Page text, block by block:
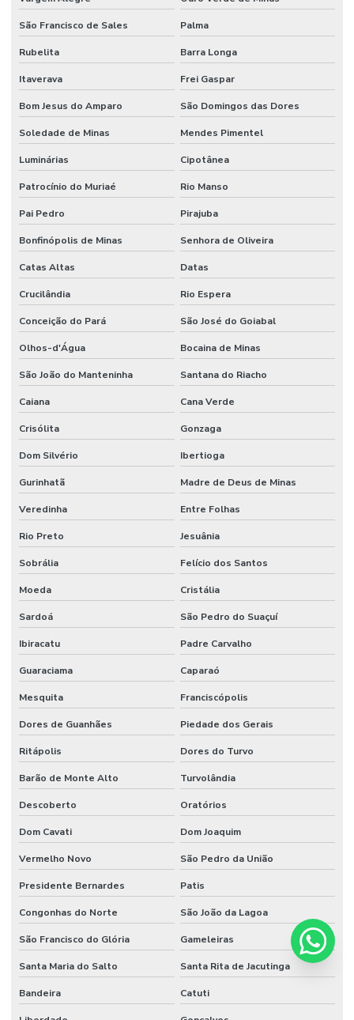
São Francisco de Sales Palma
Rubelita Barra Longa
Itaverava Frei Gaspar
Bom Jesus do Amparo São Domingos das Dores
Soledade de Minas Mendes Pimentel
Luminárias Cipotânea
Patrocínio do Muriaé Rio Manso
Pai Pedro Pirajuba
Bonfinópolis de Minas Senhora de Oliveira
Catas Altas Datas
Crucilândia Rio Espera
Conceição do Pará São José do Goiabal
Olhos-d'Água Bocaina de Minas
São João do Manteninha Santana do Riacho
Caiana Cana Verde
Crisólita Gonzaga
Dom Silvério Ibertioga
Gurinhatã Madre de Deus de Minas
Veredinha Entre Folhas
Rio Preto Jesuânia
Sobrália Felício dos Santos
Moeda Cristália
Sardoá São Pedro do Suaçuí
Ibiracatu Padre Carvalho
Guaraciama Caparaó
Mesquita Franciscópolis
Dores de Guanhães Piedade dos Gerais
Ritápolis Dores do Turvo
Barão de Monte Alto Turvolândia
Descoberto Oratórios
Dom Cavati Dom Joaquim
Vermelho Novo São Pedro da União
Presidente Bernardes Patis
Congonhas do Norte São João da Lagoa
São Francisco do Glória Gameleiras
Santa Maria do Salto Santa Rita de Jacutinga
Bandeira Catuti